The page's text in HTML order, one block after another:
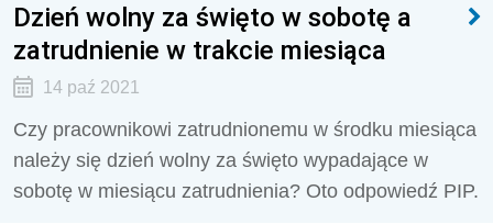
Dzień wolny za święto w sobotę a
zatrudnienie w trakcie miesiąca
14 paź 2021
Czy pracownikowi zatrudnionemu w środku miesiąca
należy się dzień wolny za święto wypadające w
sobotę w miesiącu zatrudnienia? Oto odpowiedź PIP.